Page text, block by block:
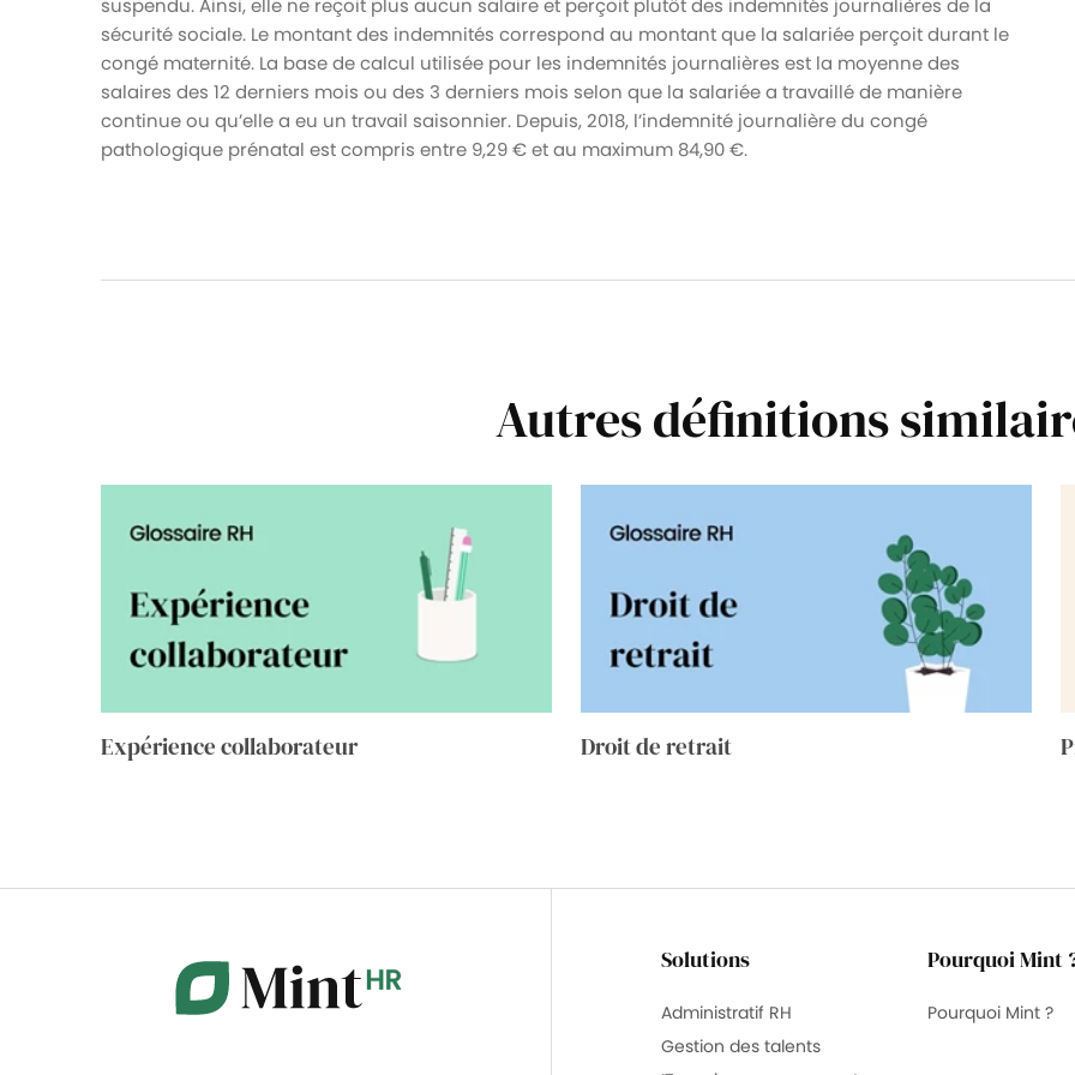
suspendu. Ainsi, elle ne reçoit plus aucun salaire et perçoit plutôt des indemnités journalières de la
sécurité sociale. Le montant des indemnités correspond au montant que la salariée perçoit durant le
congé maternité. La base de calcul utilisée pour les indemnités journalières est la moyenne des
salaires des 12 derniers mois ou des 3 derniers mois selon que la salariée a travaillé de manière
continue ou qu’elle a eu un travail saisonnier. Depuis, 2018, l’indemnité journalière du congé
pathologique prénatal est compris entre 9,29 € et au maximum 84,90 €.
Autres définitions
Expérience collaborateur Droit de retrait
Solutions
Administratif RH
Gestion des talents
Pourquoi Mint
Pourquoi Mint ?